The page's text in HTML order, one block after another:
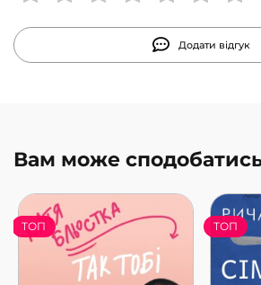
Додати відгук
Вам може
ТОП ТОП